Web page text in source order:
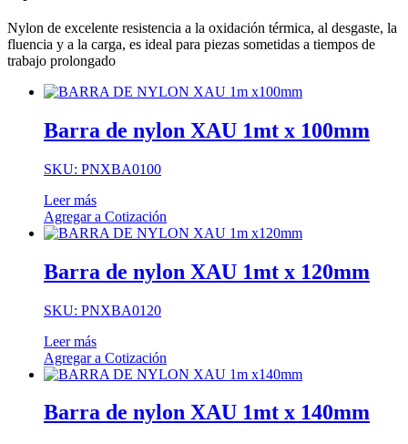
Nylon de excelente resistencia a la oxidación térmica, al desgaste, la
fluencia y a la carga, es ideal para piezas sometidas a tiempos de
trabajo prolongado
Barra de nylon XAU 1mt x 100mm
SKU: PNXBA0100
Leer más
Agregar a Cotización
Barra de nylon XAU 1mt x 120mm
SKU: PNXBA0120
Leer más
Agregar a Cotización
Barra de nylon XAU 1mt x 140mm